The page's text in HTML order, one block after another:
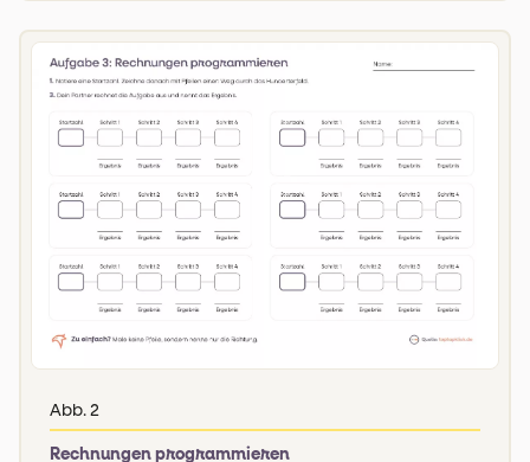
Abb. 2
Rechnungen programmieren